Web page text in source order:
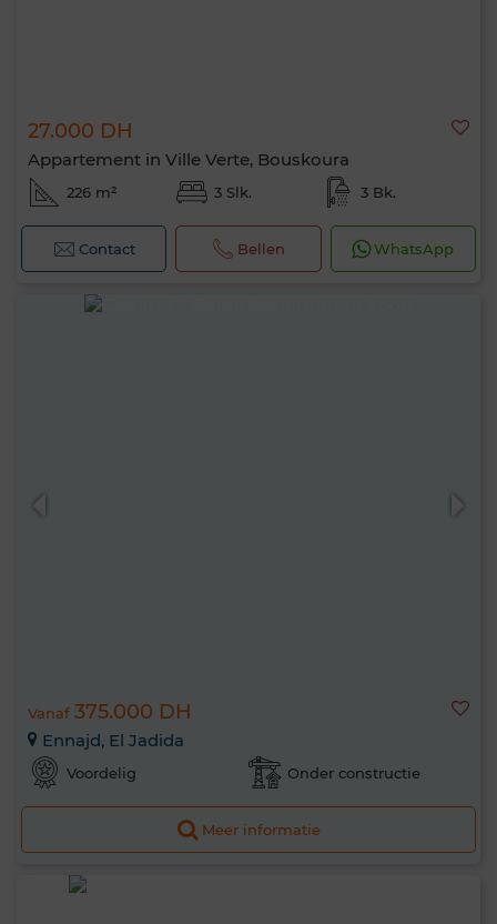
27.000 DH
Appartement in Ville Verte, Bouskoura
226 m² 3 Slk. 3 Bk.
Contact Bellen WhatsApp
Vanaf 375.000 DH
Ennajd, El Jadida
Voordelig Onder constructie
Meer informatie